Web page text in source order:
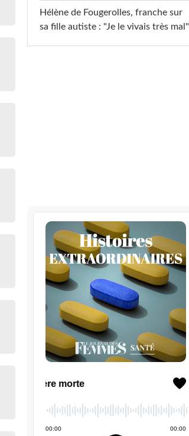
Hélène de Fougerolles, franche sur
sa fille autiste : "Je le vivais très mal"